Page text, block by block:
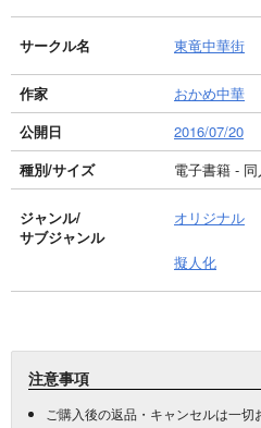
サークル名 東竜中華街
作家
おかめ中華
公開日
2016/07/20
種別/サイズ
電子書籍 -
ジャンル/
サブジャンル
オリジナル
擬人化
注意事項
ご購入後の返品・キャンセルは一切